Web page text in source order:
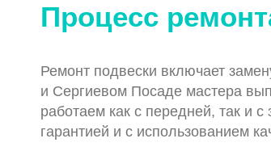
Процесс
Ремонт подвески включает
и Сергиевом Посаде мастера
работаем как с передней, так и
гарантией и с использованием